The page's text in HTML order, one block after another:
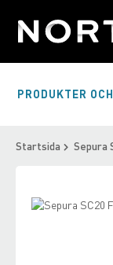
Skip
PRODUKTER
Startsida Sepura
Skip